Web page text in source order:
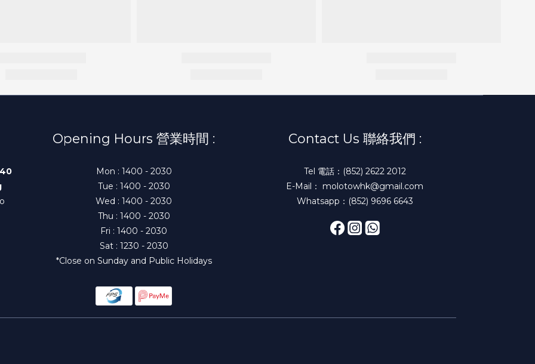
Opening Hours 營業時間 :
Mon : 1400 - 2030
Tue : 1400 - 2030
Wed : 1400 - 2030
Thu : 1400 - 2030
Fri : 1400 - 2030
Sat : 1230 - 2030
*Close on Sunday and Public Holidays
Contact Us 聯絡我們 :
Tel 電話：(852) 2622 2012
E-Mail： molotowhk@gmail.com
Whatsapp：(852) 9696 6643